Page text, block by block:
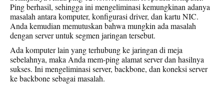
Ping berhasil, sehingga ini mengeliminasi kemungkinan adanya
masalah antara komputer, konfigurasi driver, dan kartu NIC.
Anda kemudian memutuskan bahwa mungkin ada masalah
dengan server untuk segmen jaringan tersebut.
Ada komputer lain yang terhubung ke jaringan di meja
sebelahnya, maka Anda mem-ping alamat server dan hasilnya
sukses. Ini mengeliminasi server, backbone, dan koneksi server
ke backbone sebagai masalah.